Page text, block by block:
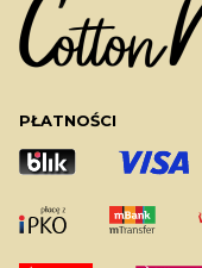
PŁATNOŚCI